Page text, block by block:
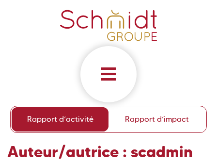
Rapport d’activité Rapport d’impact
Auteur/autrice : scadmin